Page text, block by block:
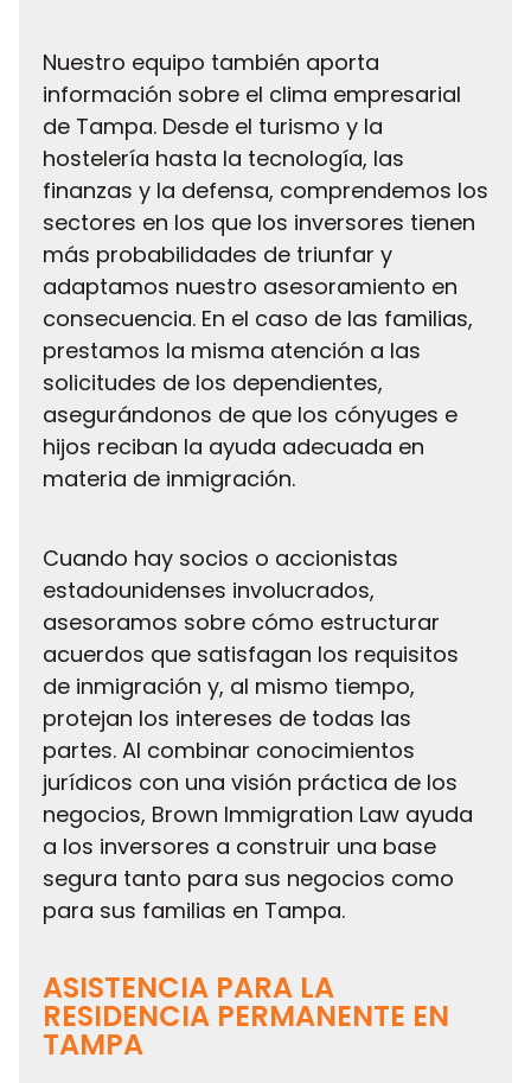
Nuestro equipo también aporta
información sobre el clima empresarial
de Tampa. Desde el turismo y la
hostelería hasta la tecnología, las
finanzas y la defensa, comprendemos los
sectores en los que los inversores tienen
más probabilidades de triunfar y
adaptamos nuestro asesoramiento en
consecuencia. En el caso de las familias,
prestamos la misma atención a las
solicitudes de los dependientes,
asegurándonos de que los cónyuges e
hijos reciban la ayuda adecuada en
materia de inmigración.
Cuando hay socios o accionistas
estadounidenses involucrados,
asesoramos sobre cómo estructurar
acuerdos que satisfagan los requisitos
de inmigración y, al mismo tiempo,
protejan los intereses de todas las
partes. Al combinar conocimientos
jurídicos con una visión práctica de los
negocios, Brown Immigration Law ayuda
a los inversores a construir una base
segura tanto para sus negocios como
para sus familias en Tampa.
ASISTENCIA PARA LA
RESIDENCIA PERMANENTE EN
TAMPA